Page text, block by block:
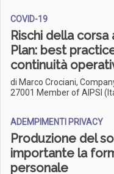
COVID-19
Rischi della
Plan: best
continuità
di Marco Crociani,
27001 Member of AIPSI
ADEMPIMENTI PRIVACY
Produzione del
importante la
personale